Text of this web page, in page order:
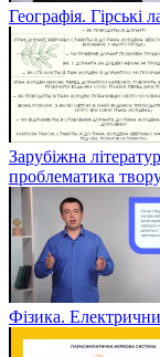
Географія.
Зарубіжна
проблематика
Фізика.